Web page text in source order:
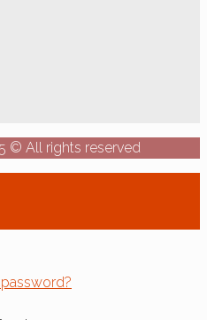
© All rights reserved